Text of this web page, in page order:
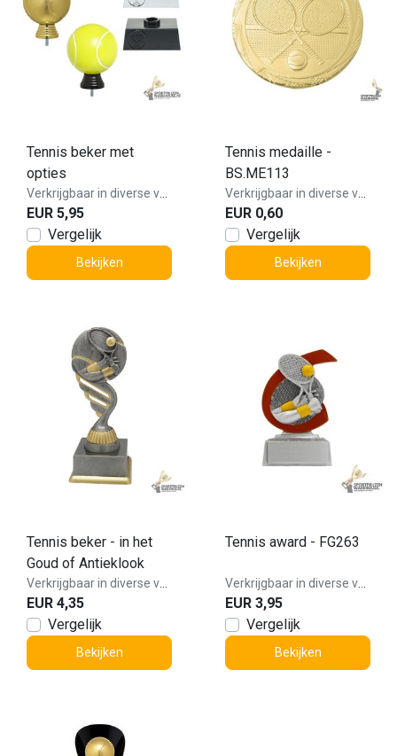
Tennis beker met
opties
EUR 5,95
Vergelijk
Bekijken
Tennis medaille -
BS.ME113
EUR 0,60
Vergelijk
Bekijken
Tennis beker - in het
Goud of Antieklook
EUR 4,35
Vergelijk
Bekijken
Tennis award - FG263
EUR 3,95
Vergelijk
Bekijken